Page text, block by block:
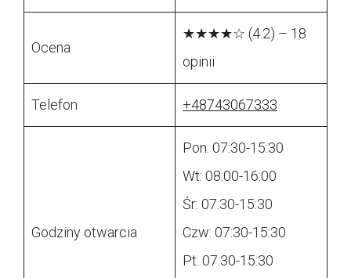
Ocena
★★★★☆ (4.2) – 18
opinii
Telefon +48743067333
Godziny otwarcia
Pon: 07:30-15:30
Wt: 08:00-16:00
Śr: 07:30-15:30
Czw: 07:30-15:30
Pt: 07:30-15:30